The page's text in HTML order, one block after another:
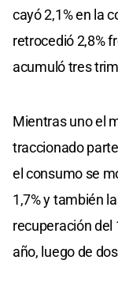
cayó 2,1% en la
retrocedió 2,8%
acumuló tres
Mientras uno el
traccionado
el consumo se
1,7% y también
recuperación del
año, luego de